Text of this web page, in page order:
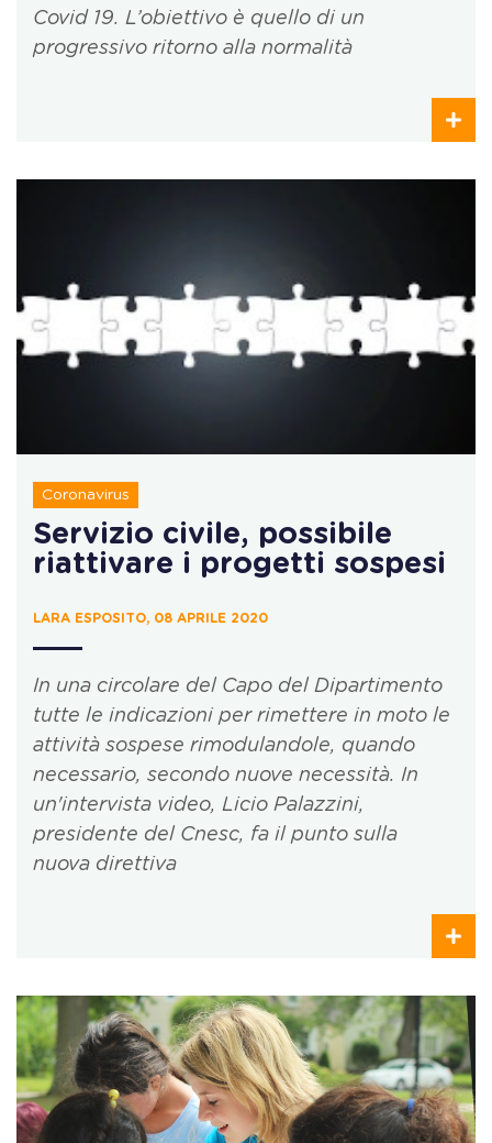
Covid 19. L’obiettivo è quello di un
progressivo ritorno alla normalità
Coronavirus
Servizio civile, possibile
riattivare i progetti sospesi
LARA ESPOSITO, 08 APRILE 2020
In una circolare del Capo del Dipartimento
tutte le indicazioni per rimettere in moto le
attività sospese rimodulandole, quando
necessario, secondo nuove necessità. In
un'intervista video, Licio Palazzini,
presidente del Cnesc, fa il punto sulla
nuova direttiva